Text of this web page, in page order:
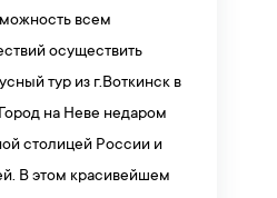
всем
осуществить
тур из г.Воткинск в
на Неве недаром
столицей России и
В этом красивейшем